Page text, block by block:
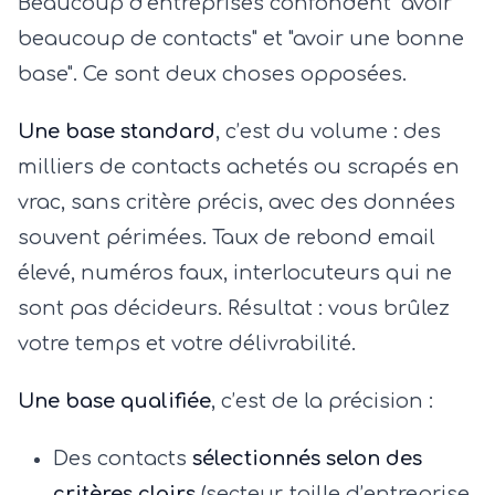
beaucoup de contacts" et "avoir une bonne
base". Ce sont deux choses opposées.
Une base standard, c’est du volume : des
milliers de contacts achetés ou scrapés en
vrac, sans critère précis, avec des données
souvent périmées. Taux de rebond email
élevé, numéros faux, interlocuteurs qui ne
sont pas décideurs. Résultat : vous brûlez
votre temps et votre délivrabilité.
Une base qualifiée, c’est de la précision :
Des contacts sélectionnés selon des